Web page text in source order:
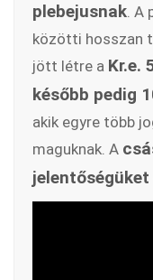
plebejusnak. A
közötti hosszan
jött létre a Kr.e.
később pedig
akik egyre több
maguknak. A